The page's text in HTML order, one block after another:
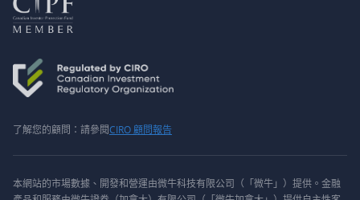
了解您的顧問：請參閱CIRO 顧問報告
本網站的市場數據、開發和營運由微牛科技有限公司（「微牛」）提供。金融